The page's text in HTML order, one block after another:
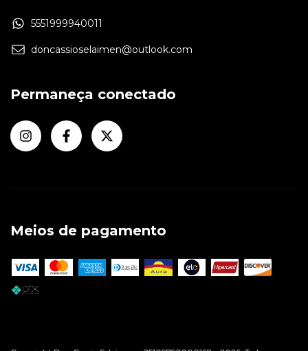
5551999940011
doncassioselaimen@outlook.com
Permaneça conectado
Meios de pagamento